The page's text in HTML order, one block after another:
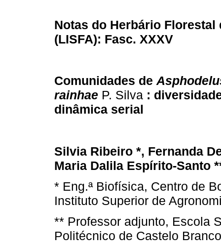
Notas do Herbário Florestal
(LISFA): Fasc. XXXV
Comunidades de
rainhae P. Silva :
dinâmica serial
Silvia Ribeiro *, Fernanda
Maria Dalila Espírito-Santo
* Eng.ª Biofísica, Centro de
Instituto Superior de
** Professor adjunto, Escola
Politécnico de Castelo